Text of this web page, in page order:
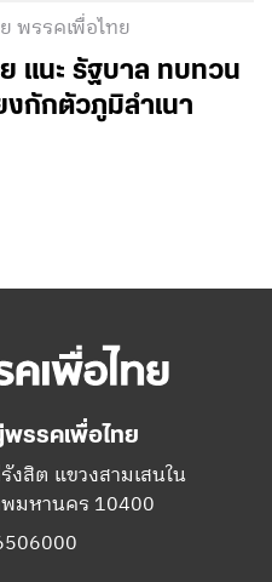
พรรคเพื่อไทย
แนะ รัฐบาล ทบทวน
งกักตัวภูมิลำเนา
รรคเพื่อไทย
งสิต แขวงสามเสนใน
มหานคร 10400